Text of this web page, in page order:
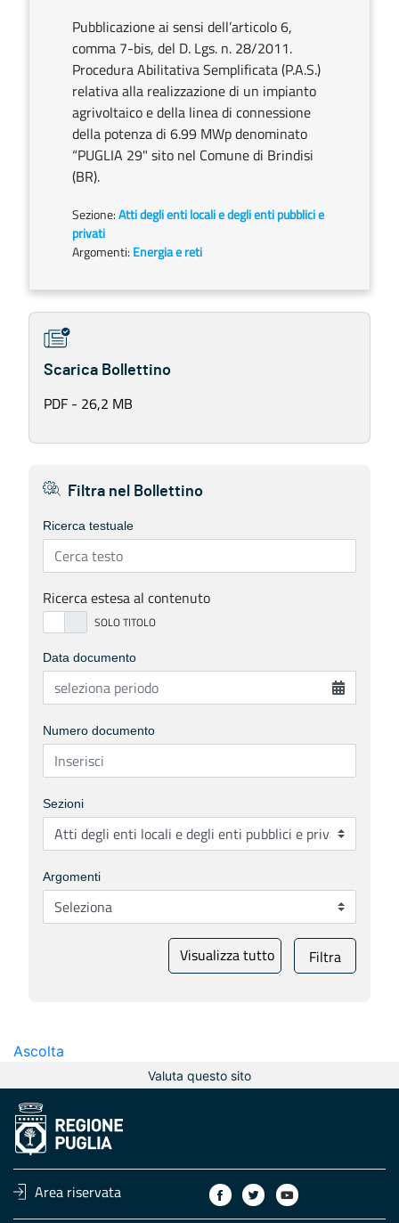
Pubblicazione ai sensi dell’articolo 6,
comma 7-bis, del D. Lgs. n. 28/2011.
Procedura Abilitativa Semplificata (P.A.S.)
relativa alla realizzazione di un impianto
agrivoltaico e della linea di connessione
della potenza di 6.99 MWp denominato
“PUGLIA 29" sito nel Comune di Brindisi
(BR).
Sezione:Atti degli enti locali e degli enti pubblici e
privati
Argomenti: Energia e reti
Scarica Bollettino
PDF - 26,2 MB
Filtra nel Bollettino
Ricerca testuale
Ricerca estesa al contenuto
Data documento
Numero documento
Sezioni
Argomenti
Visualizza tutto Filtra
Ascolta
Valuta questo sito
Area riservata